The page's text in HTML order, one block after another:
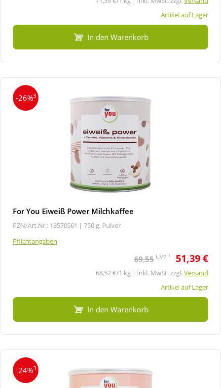
Artikel auf Lager
In den Warenkorb
-26%3
For You Eiweiß Power Milchkaffee
PZN/Art.Nr.: 13570561 | 750 g, Pulver
Pflichtangaben
69,55 UVP 1 51,39 €
68,52 €/1 kg | inkl. MwSt. zzgl.Versand
Artikel auf Lager
In den Warenkorb
-24%3